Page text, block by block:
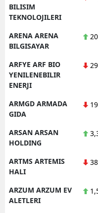
BILISIM
TEKNOLOJILERI
ARENA ARENA
BILGISAYAR
ARFYE ARF BIO
YENILENEBILIR
ENERJI
ARMGD ARMADA
GIDA
ARSAN ARSAN
HOLDING
ARTMS ARTEMIS
HALI
ARZUM ARZUM EV
ALETLERI